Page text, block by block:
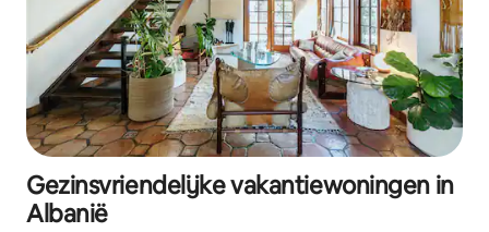
Gezinsvriendelijke vakantiewoningen in
Albanië